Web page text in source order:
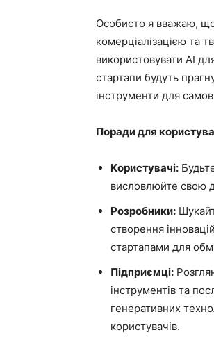
Особисто я вважаю,
комерціалізацією та
використовувати AI
стартапи будуть
інструменти для
Поради для
Користувачі:
висловлюйте свою
Розробники:
створення
стартапами для
Підприємці:
інструментів та
генеративних
користувачів.